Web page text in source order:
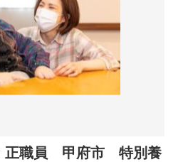
正職員 甲府市 特別養